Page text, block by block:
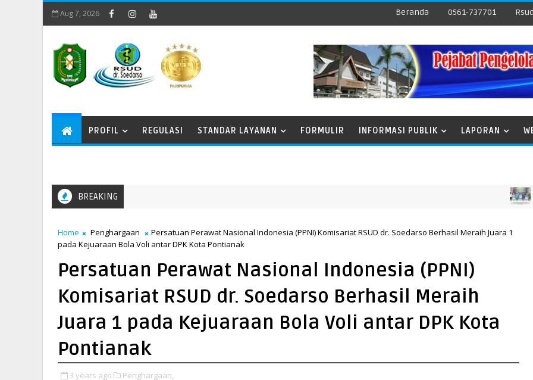
Aug 7, 2026 Beranda 0561-737701
PROFIL REGULASI STANDAR LAYANAN FORMULIR INFORMASI PUBLIK LAPORAN
BREAKING
Home Penghargaan
Persatuan Perawat Nasional Indonesia (PPNI) Komisariat RSUD dr. Soedarso Berhasil Meraih Juara 1
pada Kejuaraan Bola Voli antar DPK Kota Pontianak
Persatuan Perawat Nasional Indonesia (PPNI)
Komisariat RSUD dr. Soedarso Berhasil Meraih
Juara 1 pada Kejuaraan Bola Voli antar DPK Kota
Pontianak
3 years ago Penghargaan,